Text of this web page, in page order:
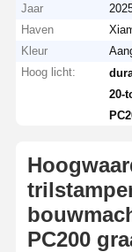
Jaar
Haven
Kleur
Hoog licht:
20-
PC200